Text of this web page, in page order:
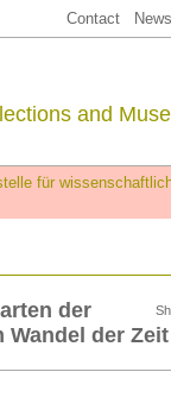
Contact
and
für
der
Wandel der Zeit